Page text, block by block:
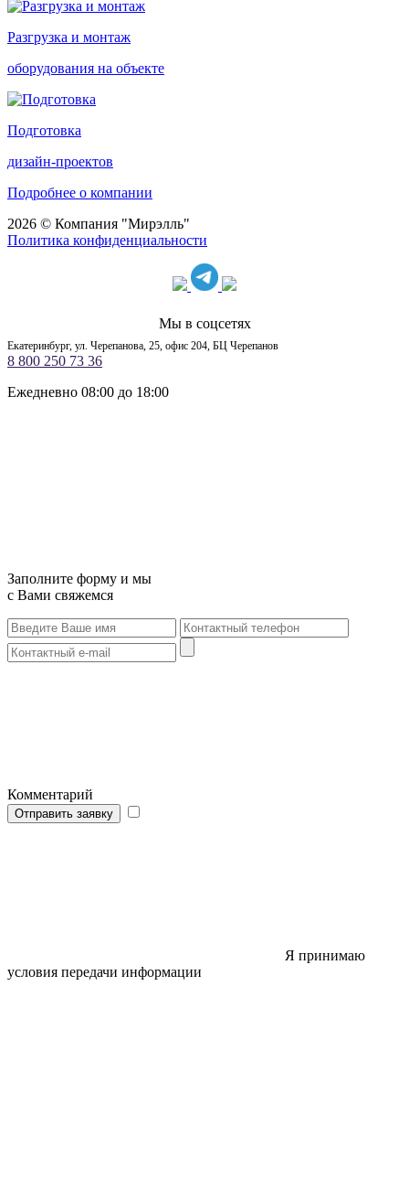
Разгрузка и монтаж
оборудования на объекте
Подготовка
дизайн-проектов
Подробнее о компании
2026 © Компания "Мирэлль"
Политика конфиденциальности
Мы в соцсетях
Екатеринбург, ул. Черепанова, 25, офис 204, БЦ Черепанов
8 800 250 73 36
Ежедневно 08:00 до 18:00
Заполните форму и мы
с Вами свяжемся
Комментарий
Отправить заявку
Я принимаю
условия передачи информации